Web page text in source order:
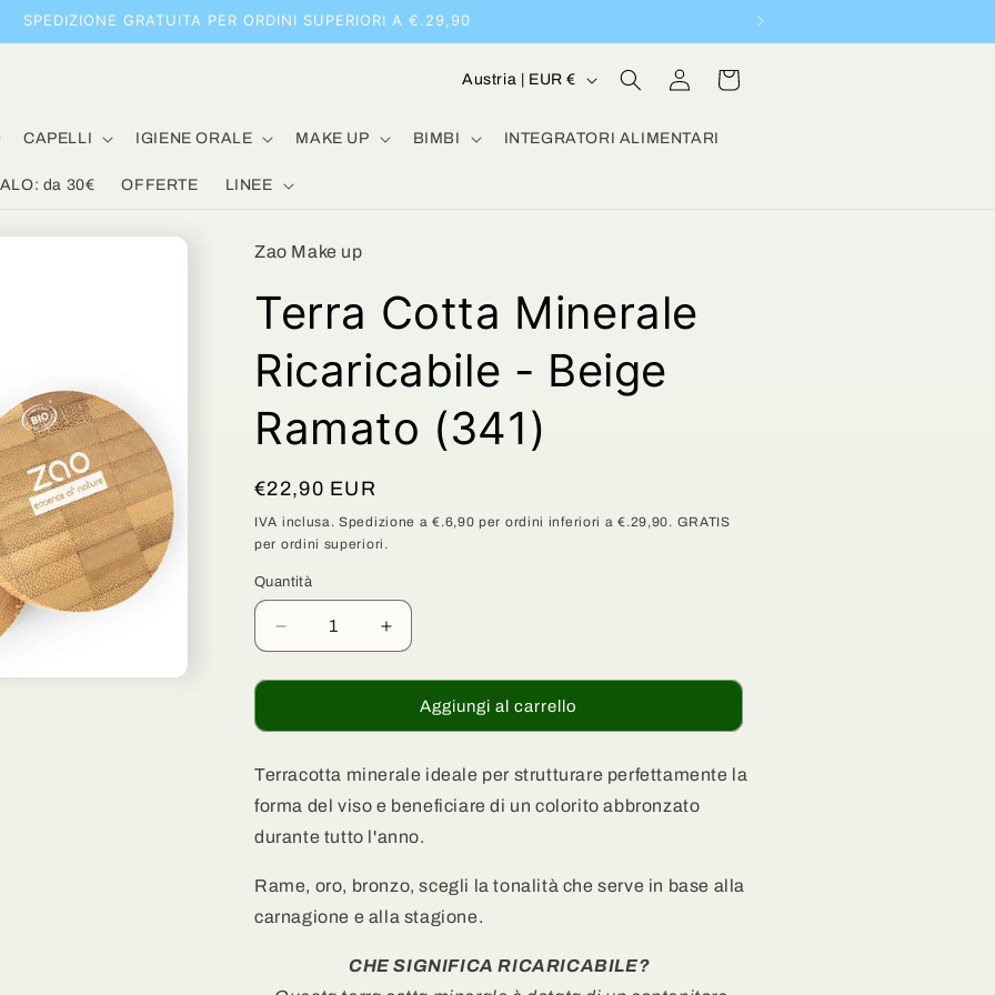
SPEDIZIONE GRATUITA PER ORDINI SUPERIORI A €.29,90
CAPELLI IGIENE ORALE MAKE UP BIMBI INTEGRATORI ALIMENTARI
da 30€ OFFERTE LINEE
P
e
r
e
a
g
e
g
c
a
Austria | EUR € Accedi Carrello
Zao Make up
Terra Cotta Minerale
Ricaricabile - Beige
Ramato (341)
Prezzo
di
listino
€22,90 EUR
IVA inclusa. Spedizione a €.6,90 per ordini inferiori a €.29,90. GRATIS
per ordini superiori.
Quantità
Quantità
Diminuisci
quantità
per
Cotta
Ricaricabile
-
Ramato
Aumenta
quantità
per
Terra
Cotta
Ricaricabile
-
Ramato
Aggiungi al carrello
Terracotta minerale ideale per strutturare perfettamente la
forma del viso e beneficiare di un colorito abbronzato
durante tutto l'anno.
Rame, oro, bronzo, scegli la tonalità che serve in base alla
carnagione e alla stagione.
CHE SIGNIFICA RICARICABILE?